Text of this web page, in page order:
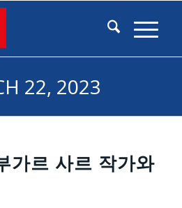
22, 2023
가르 사르 작가와